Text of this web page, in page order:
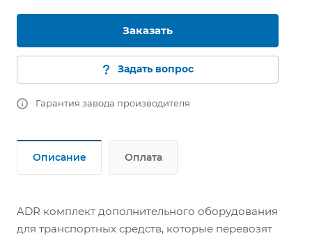
Заказать
Задать вопрос
Гарантия завода производителя
Описание Оплата
ADR комплект дополнительного оборудования
для транспортных средств, которые перевозят